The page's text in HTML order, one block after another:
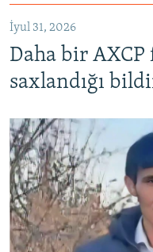
İyul 31, 2026
Daha bir AXCP
saxlandığı